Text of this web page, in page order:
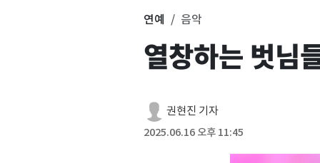
연예 음악
열창하는 벗님
권현진 기자
2025.06.16 오후 11:45